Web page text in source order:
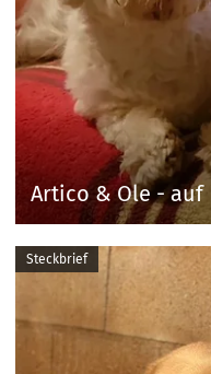
Artico & Ole - auf
Steckbrief